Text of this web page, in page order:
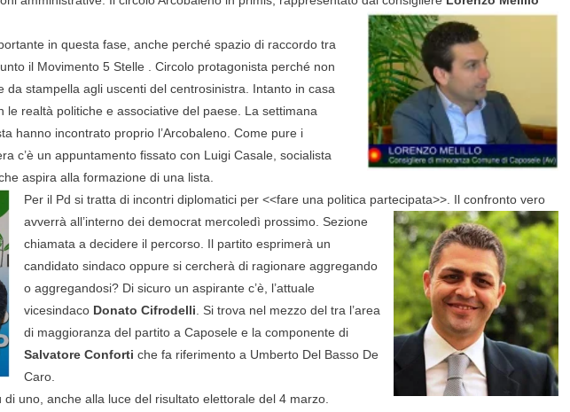
in questa fase, anche perché spazio di raccordo tra
il Movimento 5 Stelle . Circolo protagonista perché non
da stampella agli uscenti del centrosinistra. Intanto in casa
le realtà politiche e associative del paese. La settimana
hanno incontrato proprio l’Arcobaleno. Come pure i
c’è un appuntamento fissato con Luigi Casale, socialista
aspira alla formazione di una lista.
Per il Pd si tratta di incontri diplomatici per <<fare una politica partecipata>>. Il confronto vero
avverrà all’interno dei democrat mercoledì prossimo. Sezione
chiamata a decidere il percorso. Il partito esprimerà un
candidato sindaco oppure si cercherà di ragionare aggregando
o aggregandosi? Di sicuro un aspirante c’è, l’attuale
vicesindaco Donato Cifrodelli . Si trova nel mezzo del tra l’area
di maggioranza del partito a Caposele e la componente di
Salvatore Conforti che fa riferimento a Umberto Del Basso De
Caro.
uno, anche alla luce del risultato elettorale del 4 marzo.